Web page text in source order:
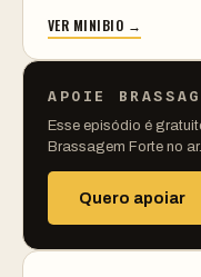
VER MINIBIO →
APOIE
Esse episódio é
Brassagem Forte no ar.
Quero apoiar